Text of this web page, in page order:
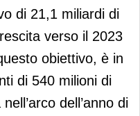
di 21,1 miliardi di
verso il 2023
obiettivo, è in
di 540 milioni di
dell’anno di